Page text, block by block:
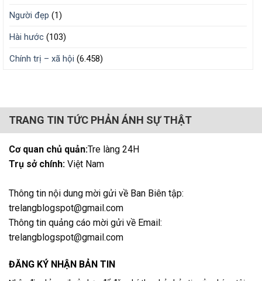
Người đẹp (1)
Hài hước (103)
Chính trị – xã hội (6.458)
TRANG TIN TỨC PHẢN ÁNH SỰ THẬT
Cơ quan chủ quản:Tre làng 24H
Trụ sở chính: Việt Nam
Thông tin nội dung mời gửi về Ban Biên tập:
trelangblogspot@gmail.com
Thông tin quảng cáo mời gửi về Email:
trelangblogspot@gmail.com
ĐĂNG KÝ NHẬN BẢN TIN